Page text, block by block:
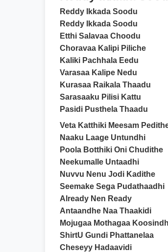
Reddy Ikkada Soodu
Reddy Ikkada Soodu
Etthi Salavaa Choodu
Choravaa Kalipi Piliche
Kaliki Pachhala Eedu
Varasaa Kalipe Nedu
Kurasaa Raikala Thaadu
Sarasaaku Pilisi Kattu
Pasidi Pusthela Thaadu
Veta Katthiki Meesam
Naaku Laage Untundhi
Poola Botthiki Oni Chudithe
Neekumalle Untaadhi
Nuvvu Nenu Jodi Kadithe
Seemake Sega Pudathaadhi
Already Nen Ready
Antaandhe Naa Thaakidi
Mojugaa Mothagaa
ShirtU Gundi Phattanelaa
Cheseyy Hadaavidi